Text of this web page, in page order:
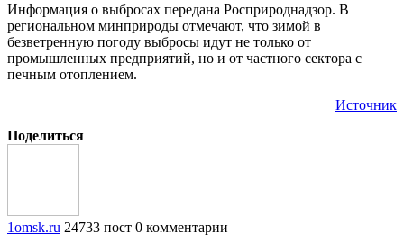
Информация о выбросах передана Росприроднадзор. В
региональном минприроды отмечают, что зимой в
безветренную погоду выбросы идут не только от
промышленных предприятий, но и от частного сектора с
печным отоплением.
Источник
Поделиться
1omsk.ru 24733 пост 0 комментарии